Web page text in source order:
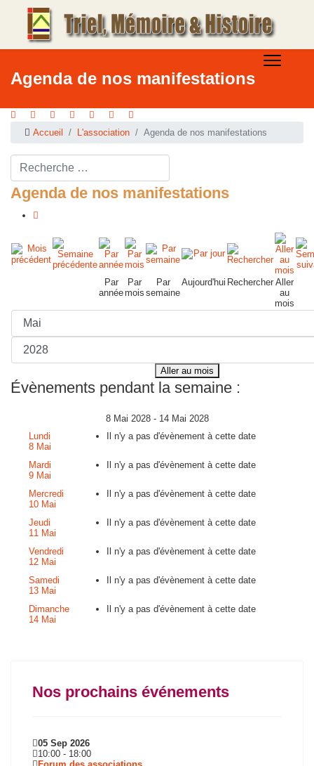
Agenda de nos manifestations
Accueil L'association Agenda de nos manifestations
Rechercher ...
Agenda de nos manifestations
Par
année
Par
mois
Par
semaine
Aujourd'hui Rechercher Aller
au
mois
Aller au mois
Évènements pendant la semaine :
8 Mai 2028 - 14 Mai 2028
Lundi
8 Mai
Il n'y a pas d'évènement à cette date
Mardi
9 Mai
Il n'y a pas d'évènement à cette date
Mercredi
10 Mai
Il n'y a pas d'évènement à cette date
Jeudi
11 Mai
Il n'y a pas d'évènement à cette date
Vendredi
12 Mai
Il n'y a pas d'évènement à cette date
Samedi
13 Mai
Il n'y a pas d'évènement à cette date
Dimanche
14 Mai
Il n'y a pas d'évènement à cette date
Nos prochains événements
05 Sep 2026
10:00 - 18:00